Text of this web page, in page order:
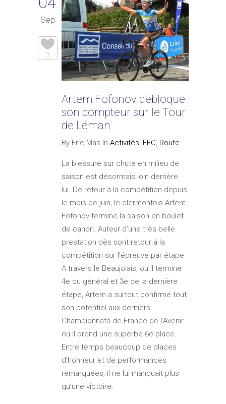
Sep
3
Artem Fofonov débloque
son compteur sur le Tour
de Léman
By Eric Mas In Activités, FFC, Route
La blessure sur chute en milieu de
saison est désormais loin derrière
lui. De retour à la compétition depuis
le mois de juin, le clermontois Artem
Fofonov termine la saison en boulet
de canon. Auteur d’une très belle
prestation dès sont retour à la
compétition sur l’épreuve par étape
A travers le Beaujolais, où il termine
4e du général et 3e de la dernière
étape, Artem a surtout confirmé tout
son potentiel aux derniers
Championnats de France de l’Avenir
où il prend une superbe 6e place.
Entre temps beaucoup de places
d’honneur et de performances
remarquées, il ne lui manquait plus
qu’une victoire.